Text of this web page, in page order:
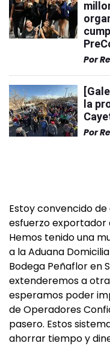
Por
la
Por
Estoy convencido
esfuerzo exportador
Hemos tenido una
a la Aduana
Bodega Peñaflor en
extenderemos a
esperamos poder
de Operadores
pasero. Estos
ahorrar tiempo y